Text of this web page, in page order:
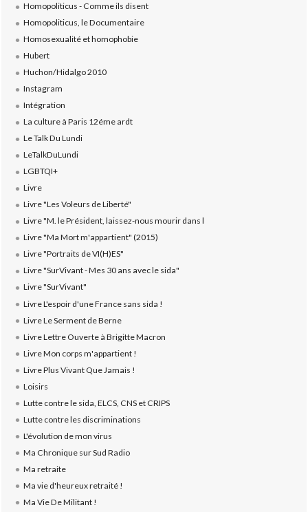
Homopoliticus - Comme ils disent
Homopoliticus, le Documentaire
Homosexualité et homophobie
Hubert
Huchon/Hidalgo 2010
Instagram
Intégration
La culture à Paris 12éme ardt
Le Talk Du Lundi
LeTalkDuLundi
LGBTQI+
Livre
Livre "Les Voleurs de Liberté"
Livre "M. le Président, laissez-nous mourir dans l
Livre "Ma Mort m'appartient" (2015)
Livre "Portraits de VI(H)ES"
Livre "SurVivant - Mes 30 ans avec le sida"
Livre "SurVivant"
Livre L'espoir d'une France sans sida !
Livre Le Serment de Berne
Livre Lettre Ouverte à Brigitte Macron
Livre Mon corps m'appartient !
Livre Plus Vivant Que Jamais !
Loisirs
Lutte contre le sida, ELCS, CNS et CRIPS
Lutte contre les discriminations
L'évolution de mon virus
Ma Chronique sur Sud Radio
Ma retraite
Ma vie d'heureux retraité !
Ma Vie De Militant !